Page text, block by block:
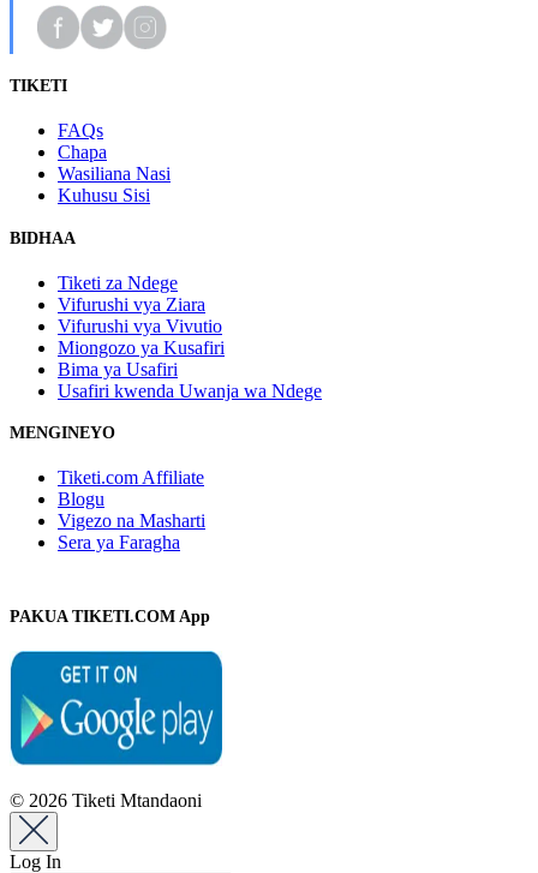
TIKETI
FAQs
Chapa
Wasiliana Nasi
Kuhusu Sisi
BIDHAA
Tiketi za Ndege
Vifurushi vya Ziara
Vifurushi vya Vivutio
Miongozo ya Kusafiri
Bima ya Usafiri
Usafiri kwenda Uwanja wa Ndege
MENGINEYO
Tiketi.com Affiliate
Blogu
Vigezo na Masharti
Sera ya Faragha
PAKUA TIKETI.COM App
© 2026 Tiketi Mtandaoni
Log In